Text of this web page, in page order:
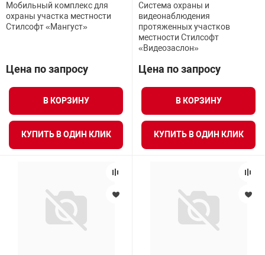
Мобильный комплекс для
охраны участка местности
Стилсофт «Мангуст»
Цена по запросу
В КОРЗИНУ
КУПИТЬ В ОДИН КЛИК
Система охраны и
видеонаблюдения
протяженных участков
местности Стилсофт
«Видеозаслон»
Цена по запросу
В КОРЗИНУ
КУПИТЬ В ОДИН КЛИК